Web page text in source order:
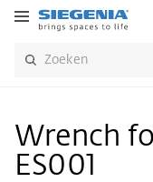
Wrench
ES001